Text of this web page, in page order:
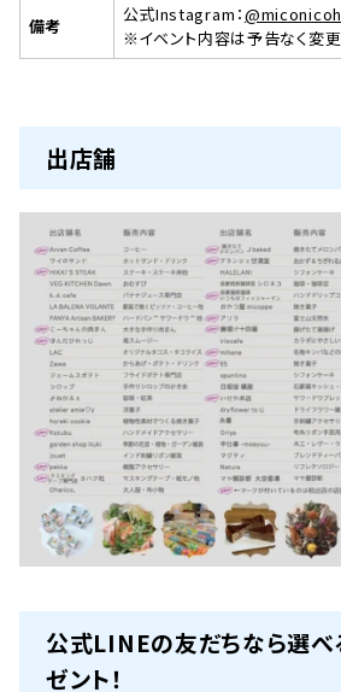
備考
公式Instagram：
※イベント内容は予告なく変更
出店舗
公式LINEの友だちなら選べ
ゼント！